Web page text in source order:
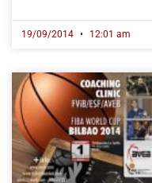
19/09/2014 12:01 am